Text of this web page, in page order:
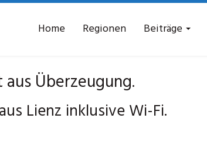
Home Regionen Beiträge
Überzeugung.
Lienz inklusive Wi-Fi.